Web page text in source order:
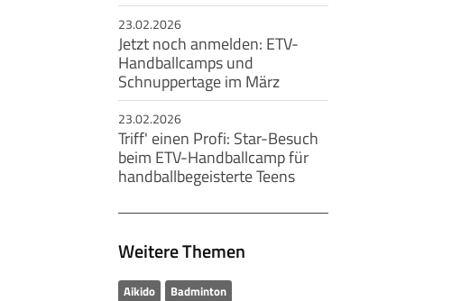
23.02.2026
Jetzt noch anmelden: ETV-
Handballcamps und
Schnuppertage im März
23.02.2026
Triff' einen Profi: Star-Besuch
beim ETV-Handballcamp für
handballbegeisterte Teens
Weitere Themen
Aikido
Badminton